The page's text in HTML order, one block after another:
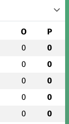
O P
0 0
0 0
0 0
0 0
0 0